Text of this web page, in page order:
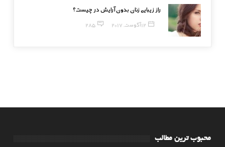
راز زیبایی زنان بدون آرایش در چیست؟
12 آگوست, 2017 285
محبوب ترین مطالب